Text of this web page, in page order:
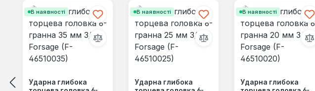
В наявності
Ударна глибока
В наявності
Ударна глибока
В наявності
Ударна глибока